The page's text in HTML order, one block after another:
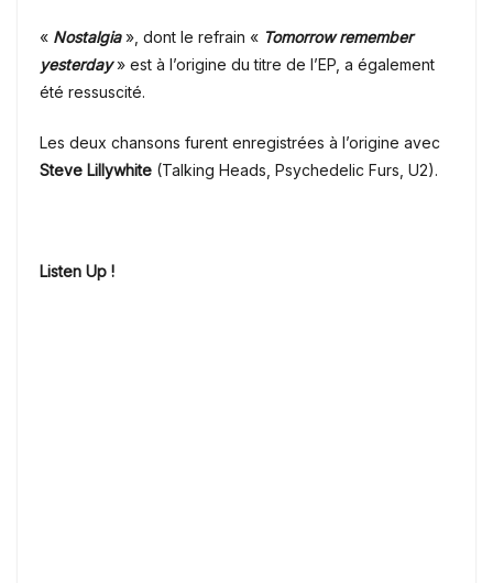
« Nostalgia», dont le refrain « Tomorrow remember
yesterday » est à l’origine du titre de l’EP, a également
été ressuscité.
Les deux chansons furent enregistrées à l’origine avec
Steve Lillywhite (Talking Heads, Psychedelic Furs, U2).
Listen Up !